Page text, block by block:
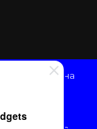
согласие
на
данных
ОС; тип и
его